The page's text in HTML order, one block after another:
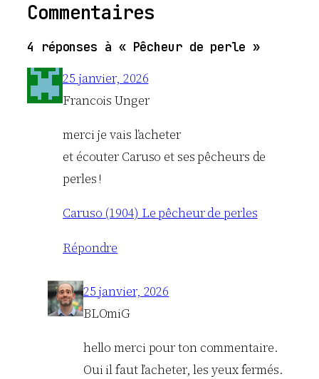
Commentaires
4 réponses à « Pêcheur de perle »
25 janvier, 2026
Francois Unger
merci je vais l’acheter
et écouter Caruso et ses pêcheurs de
perles !
Caruso (1904) Le pêcheur de perles
Répondre
25 janvier, 2026
BLOmiG
hello merci pour ton commentaire.
Oui il faut l’acheter, les yeux fermés.